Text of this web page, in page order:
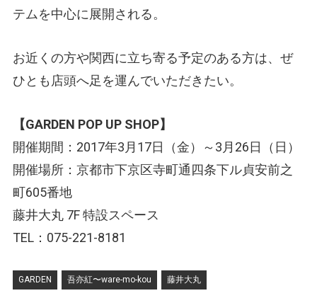
テムを中心に展開される。
お近くの方や関西に立ち寄る予定のある方は、ぜ
ひとも店頭へ足を運んでいただきたい。
【GARDEN POP UP SHOP】
開催期間：2017年3月17日（金）～3月26日（日）
開催場所：京都市下京区寺町通四条下ル貞安前之
町605番地
藤井大丸 7F 特設スペース
TEL：075-221-8181
GARDEN 吾亦紅〜ware-mo-kou 藤井大丸